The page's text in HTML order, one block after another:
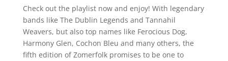
Check out the playlist now and enjoy! With legendary
bands like The Dublin Legends and Tannahil
Weavers, but also top names like Ferocious Dog,
Harmony Glen, Cochon Bleu and many others, the
fifth edition of Zomerfolk promises to be one to